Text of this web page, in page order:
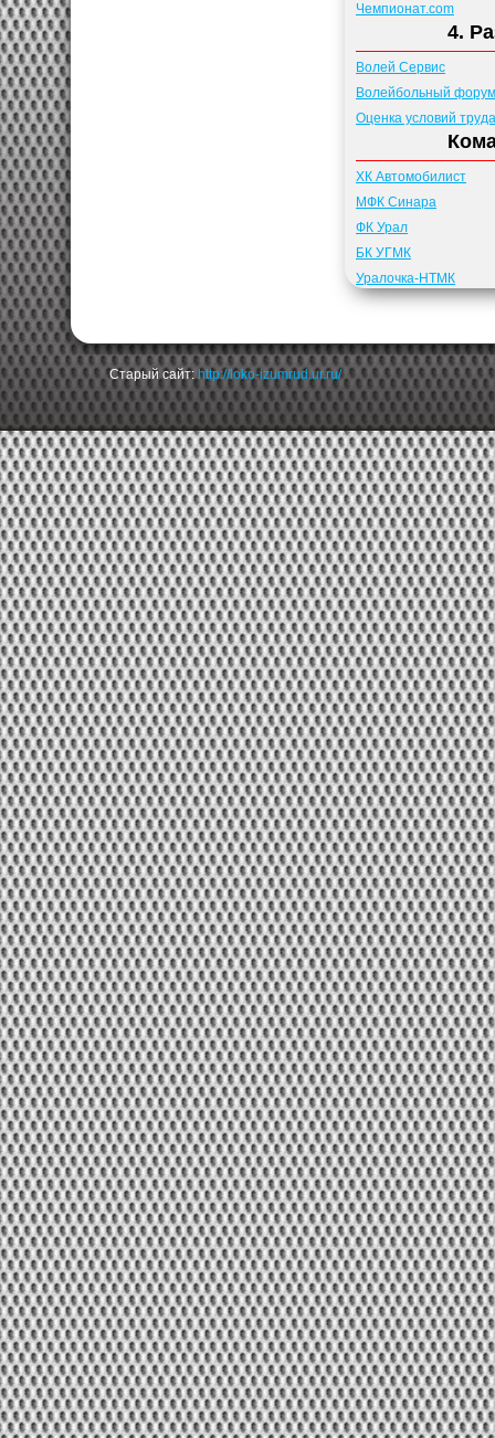
Чемпионат.com
4.
Волей Сервис
Волейбольный
Оценка условий
ХК Автомобилист
МФК Синара
ФК Урал
БК УГМК
Уралочка-НТМК
Старый сайт: http://loko-izumrud.ur.ru/